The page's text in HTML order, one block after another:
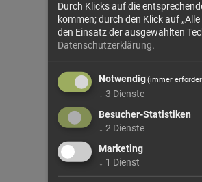
Energie
Fett
davon
davon
Ballaststoffe
Eiweiß
Salz
Durch Klicks auf die
kommen; durch den Klick auf
den Einsatz der ausgewählten
Datenschutzerklärung.
Notwendig(immer
↓ 3 Dienste
Besucher-Statistiken
↓ 2 Dienste
Marketing
↓ 1 Dienst